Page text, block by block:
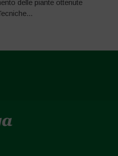
delle piante ottenute